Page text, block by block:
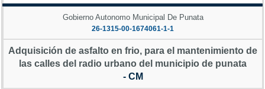
Gobierno Autonomo Municipal De Punata
26-1315-00-1674061-1-1
Adquisición de asfalto en frio, para el mantenimiento de
las calles del radio urbano del municipio de punata
- CM